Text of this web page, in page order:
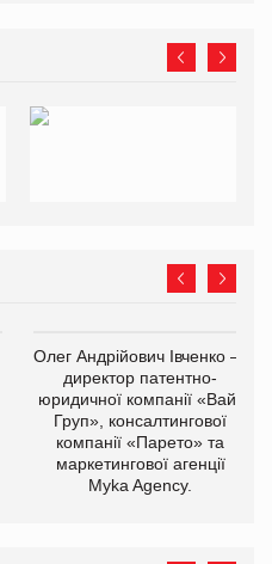
Олег Андрійович Івченко —
директор патентно-
юридичної компанії «Вайз
Груп», консалтингової
компанії «Парето» та
маркетингової агенції
Myka Agency.